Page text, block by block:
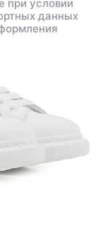
при условии
данных